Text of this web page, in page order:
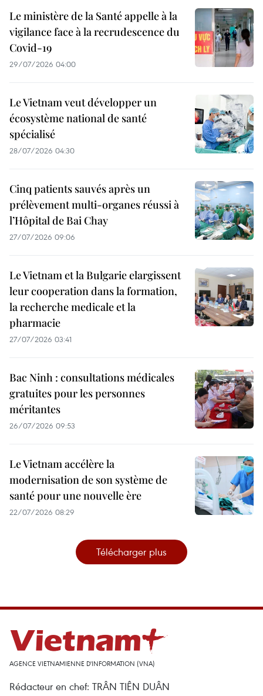
Le ministère de la Santé appelle à la
vigilance face à la recrudescence du
Covid-19
29/07/2026 04:00
Le Vietnam veut développer un
écosystème national de santé
spécialisé
28/07/2026 04:30
Cinq patients sauvés après un
prélèvement multi-organes réussi à
l’Hôpital de Bai Chay
27/07/2026 09:06
Le Vietnam et la Bulgarie elargissent
leur cooperation dans la formation,
la recherche medicale et la
pharmacie
27/07/2026 03:41
Bac Ninh : consultations médicales
gratuites pour les personnes
méritantes
26/07/2026 09:53
Le Vietnam accélère la
modernisation de son système de
santé pour une nouvelle ère
22/07/2026 08:29
Télécharger plus
AGENCE VIETNAMIENNE D'INFORMATION (VNA)
Rédacteur en chef: TRÂN TIÊN DUÂN